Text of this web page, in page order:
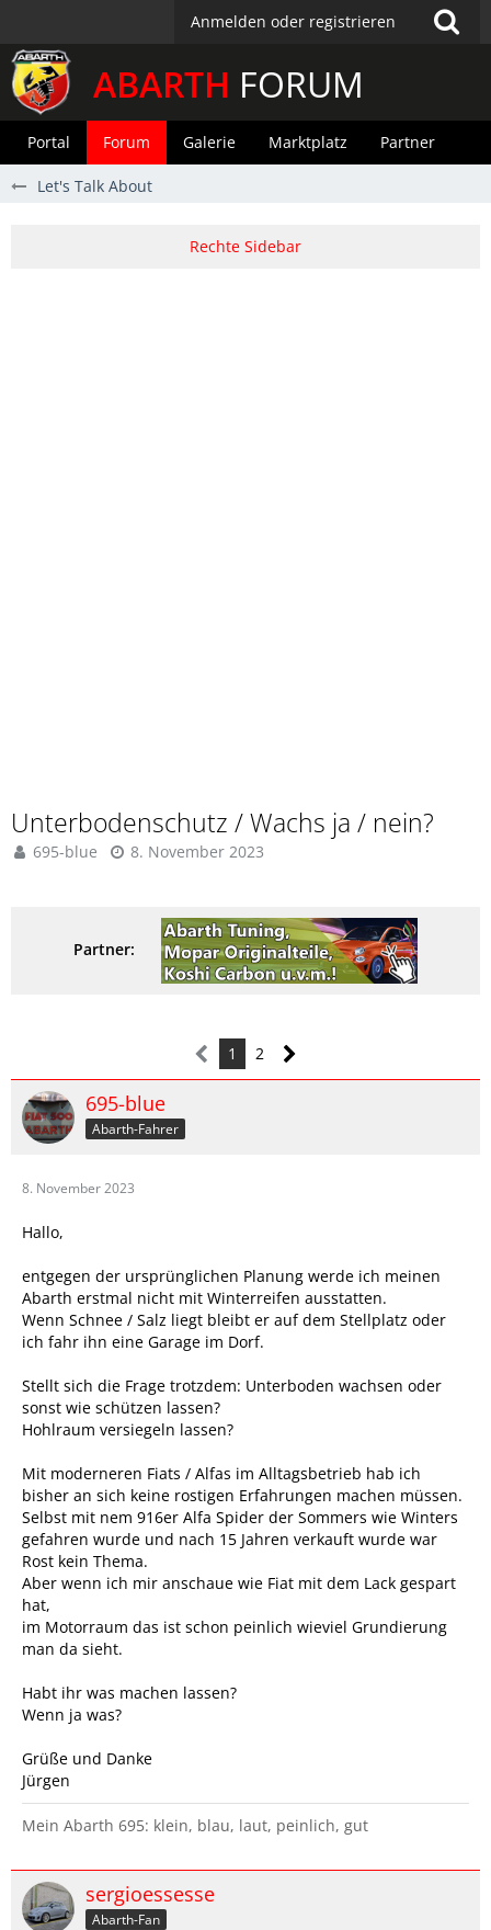
Anmelden oder registrieren
ABARTH FORUM
Portal Forum Galerie Marktplatz Partner
Let's Talk About
Unterbodenschutz / Wachs ja / nein?
695-blue 8. November 2023
Partner:
1 2
695-blue
Abarth-Fahrer
8. November 2023
Hallo,
entgegen der ursprünglichen Planung werde ich meinen
Abarth erstmal nicht mit Winterreifen ausstatten.
Wenn Schnee / Salz liegt bleibt er auf dem Stellplatz oder
ich fahr ihn eine Garage im Dorf.
Stellt sich die Frage trotzdem: Unterboden wachsen oder
sonst wie schützen lassen?
Hohlraum versiegeln lassen?
Mit moderneren Fiats / Alfas im Alltagsbetrieb hab ich
bisher an sich keine rostigen Erfahrungen machen müssen.
Selbst mit nem 916er Alfa Spider der Sommers wie Winters
gefahren wurde und nach 15 Jahren verkauft wurde war
Rost kein Thema.
Aber wenn ich mir anschaue wie Fiat mit dem Lack gespart
hat,
im Motorraum das ist schon peinlich wieviel Grundierung
man da sieht.
Habt ihr was machen lassen?
Wenn ja was?
Grüße und Danke
Jürgen
Mein Abarth 695: klein, blau, laut, peinlich, gut
sergioessesse
Abarth-Fan